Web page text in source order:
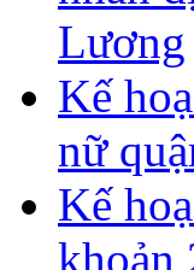
Lương
Kế
nữ
Kế
khoản